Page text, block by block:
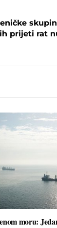
prijeti rat
moru: